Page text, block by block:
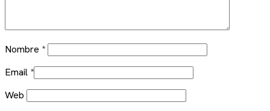
Nombre *
Email *
Web